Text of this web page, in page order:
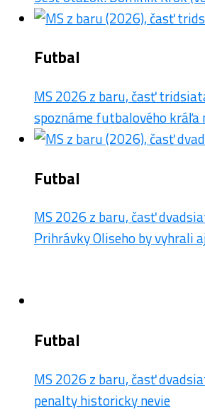
Futbal
MS 2026 z baru, časť
spoznáme futbalového kráľa
Futbal
MS 2026 z baru, časť
Prihrávky Oliseho by vyhrali
Futbal
MS 2026 z baru, časť
penalty historicky nevie